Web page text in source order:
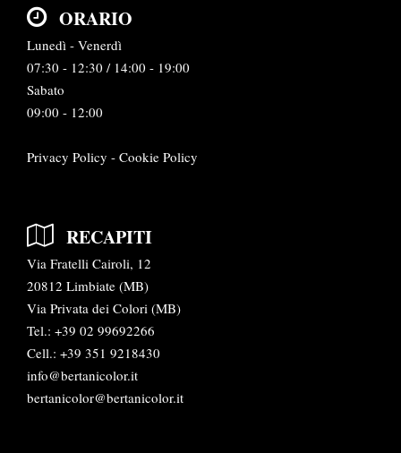
ORARIO
Lunedì - Venerdì
07:30 - 12:30 / 14:00 - 19:00
Sabato
09:00 - 12:00
Privacy Policy - Cookie Policy
RECAPITI
Via Fratelli Cairoli, 12
20812 Limbiate (MB)
Via Privata dei Colori (MB)
Tel.: +39 02 99692266
Cell.: +39 351 9218430
info@bertanicolor.it
bertanicolor@bertanicolor.it